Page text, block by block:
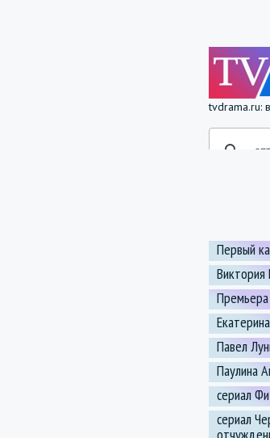
tvdrama.ru:
Первый
Виктория
Премьера
Павел
Паулина
сериал
сериал